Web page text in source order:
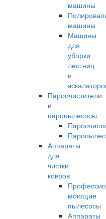
машины
машины
Машины
для
уборки
лестниц
и
Пароочистители
и
паропылесосы
Аппараты
для
чистки
ковров
моющие
пылесосы
Аппараты